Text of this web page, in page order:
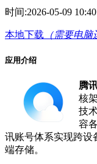
时间:2026-05-09
本地下载 （需要电脑
应用介绍
腾
核
技
容
讯账号体系实现跨设
端存储。